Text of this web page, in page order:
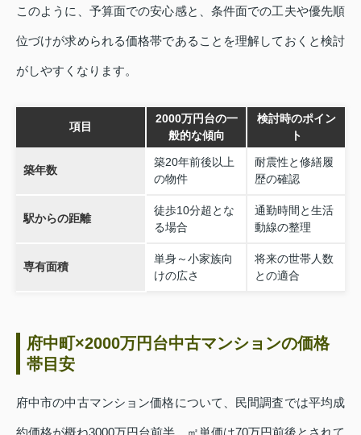
このように、予算面での安心感と、条件面での工夫や優先順
位づけが求められる価格帯であることを理解しておくと検討
がしやすくなります。
項目
2000万円台の一
般的な傾向
検討時のポイン
ト
築年数
築20年前後以上
の物件
耐震性と修繕履
歴の確認
駅からの距離
徒歩10分超とな
る場合
通勤時間と生活
動線の整理
専有面積
単身～小家族向
けの広さ
将来の世帯人数
との適合
府中町×2000万円台中古マンションの価格
帯目安
府中市の中古マンション価格について、民間調査では平均成
約価格が概ね3000万円台前半、㎡単価は70万円前後とされて